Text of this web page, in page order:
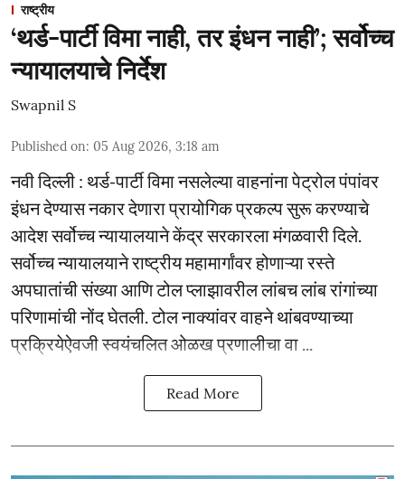
राष्ट्रीय
‘थर्ड-पार्टी विमा नाही, तर इंधन नाही’; सर्वोच्च
न्यायालयाचे निर्देश
Swapnil S
Published on: 05 Aug 2026, 3:18 am
नवी दिल्ली : थर्ड-पार्टी विमा नसलेल्या वाहनांना पेट्रोल पंपांवर
इंधन देण्यास नकार देणारा प्रायोगिक प्रकल्प सुरू करण्याचे
आदेश सर्वोच्च न्यायालयाने केंद्र सरकारला मंगळवारी दिले.
सर्वोच्च न्यायालयाने राष्ट्रीय महामार्गांवर होणाऱ्या रस्ते
अपघातांची संख्या आणि टोल प्लाझावरील लांबच लांब रांगांच्या
परिणामांची नोंद घेतली. टोल नाक्यांवर वाहने थांबवण्याच्या
प्रक्रियेऐवजी स्वयंचलित ओळख प्रणालीचा वा ...
Read More